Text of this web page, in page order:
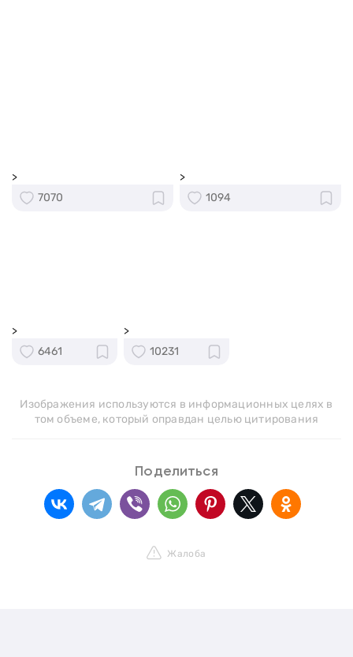
>
7070
>
1094
>
6461
>
10231
Изображения используются в информационных целях в
том объеме, который оправдан целью цитирования
Поделиться
Жалоба